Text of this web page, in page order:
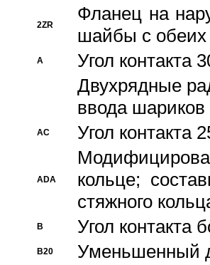
2ZR
Фланец на
шайбы с обеих
A
Угол контакта
Двухрядные
ввода шариков
AC Угол контакта
ADA
кольце;
стяжного
B Угол контакта
B20 Уменьшенный